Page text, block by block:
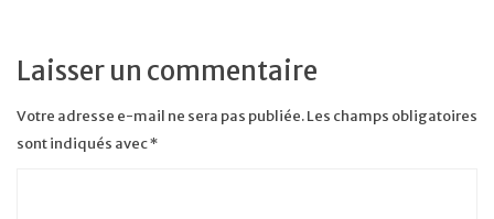
Laisser un commentaire
Votre adresse e-mail ne sera pas publiée.Les champs obligatoires
sont indiqués avec*